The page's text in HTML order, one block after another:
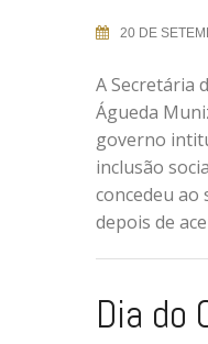
20 DE
A Secretária
Águeda
governo
inclusão
concedeu ao
depois de
Dia do